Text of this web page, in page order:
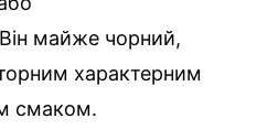
майже чорний,
характерним
смаком.